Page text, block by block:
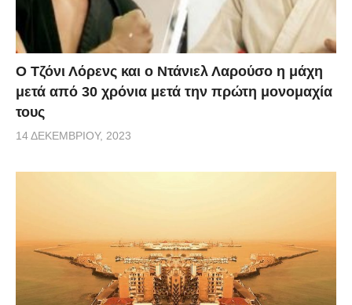
Ο Τζόνι Λόρενς και ο Ντάνιελ Λαρούσο η μάχη
μετά από 30 χρόνια μετά την πρώτη μονομαχία
τους
14 ΔΕΚΕΜΒΡΊΟΥ, 2023